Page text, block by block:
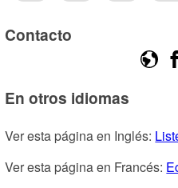
Contacto
En otros idiomas
Ver esta página en Inglés:
Ver esta página en Francés: